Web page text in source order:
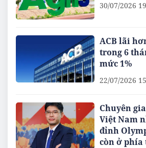
30/07/2026
ACB lãi
trong 6
mức 1%
22/07/2026
Chuyên
Việt Nam
đỉnh
còn ở